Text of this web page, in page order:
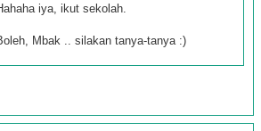
iya, ikut sekolah.
Mbak .. silakan tanya-tanya :)